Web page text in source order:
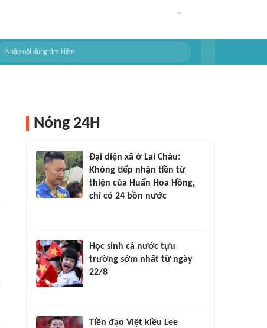
Nóng 24H
Đại diện xã ở Lai Châu:
Không tiếp nhận tiền từ
thiện của Huấn Hoa Hồng,
chỉ có 24 bồn nước
Học sinh cả nước tựu
trường sớm nhất từ ngày
22/8
Tiền đạo Việt kiều Lee